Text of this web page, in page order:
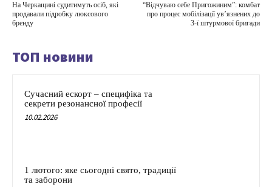
На Черкащині судитимуть осіб, які
продавали підробку люксового
бренду
“Відчуваю себе Пригожиним”: комбат
про процес мобілізації ув’язнених до
3-ї штурмової бригади
ТОП новини
Сучасний ескорт – специфіка та
секрети резонансної професії
10.02.2026
1 лютого: яке сьогодні свято, традиції
та заборони